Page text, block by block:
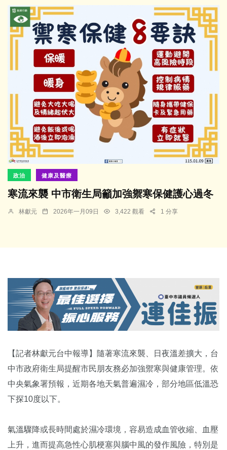
政治 健康及醫療
寒流來襲 中市衛生局籲加強禦寒保健護心過冬
林獻元 2026年一月09日 3,422 觀看 1 分享
【記者林獻元台中報導】隨著寒流來襲、日夜溫差擴大，台
中市政府衛生局提醒市民朋友務必加強禦寒與健康管理。依
中央氣象署預報，近期各地天氣普遍濕冷，部分地區低溫恐
下探10度以下。
氣溫驟降或長時間處於濕冷環境，容易造成血管收縮、血壓
上升，進而提高急性心肌梗塞與腦中風的發作風險，特別是